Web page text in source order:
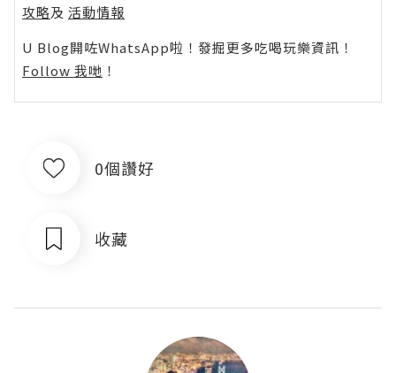
攻略及 活動情報
U Blog開咗WhatsApp啦！發掘更多吃喝玩樂資訊！
Follow 我哋 ！
0個讚好
收藏